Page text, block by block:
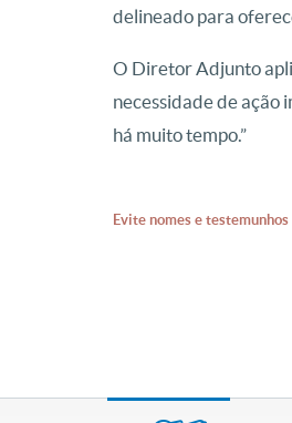
delineado para
O Diretor Adjunto
necessidade de ação
há muito tempo.”
Evite nomes e